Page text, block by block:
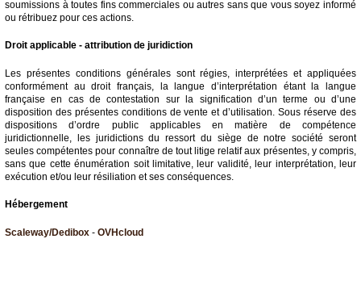
soumissions à toutes fins commerciales ou autres sans que vous soyez informé
ou rétribuez pour ces actions.
Droit applicable - attribution de juridiction
Les présentes conditions générales sont régies, interprétées et appliquées
conformément au droit français, la langue d’interprétation étant la langue
française en cas de contestation sur la signification d’un terme ou d’une
disposition des présentes conditions de vente et d’utilisation. Sous réserve des
dispositions d’ordre public applicables en matière de compétence
juridictionnelle, les juridictions du ressort du siège de notre société seront
seules compétentes pour connaître de tout litige relatif aux présentes, y compris,
sans que cette énumération soit limitative, leur validité, leur interprétation, leur
exécution et/ou leur résiliation et ses conséquences.
Hébergement
Scaleway/Dedibox - OVHcloud